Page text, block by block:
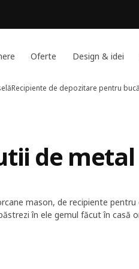
Oferte Design & idei
Recipiente de depozitare pentru
de metal
mason, de recipiente pentru
în ele gemul făcut în casă
de dimensiuni și de stiluri.